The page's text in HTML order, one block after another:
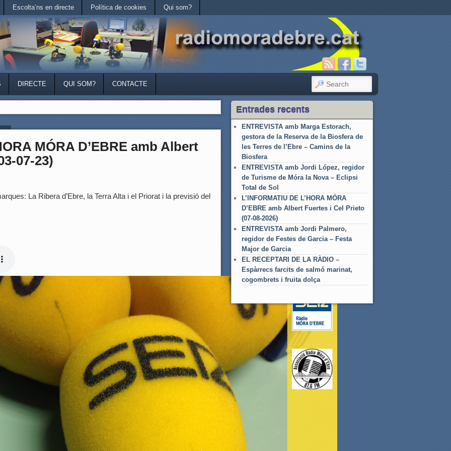
Escolta’ns en directe Política de cookies Qui som?
DIRECTE QUI SOM? CONTACTE SEARCH
»
MÓRA D’EBRE amb Albert
07-23)
La Ribera d’Ebre, la Terra Alta i el Priorat i la previsió del
Entrades recents
ENTREVISTA amb Marga Estorach,
gestora de la Reserva de la Biosfera de
les Terres de l’Ebre – Camins de la
Biosfera
ENTREVISTA amb Jordi López, regidor
de Turisme de Móra la Nova – Eclipsi
Total de Sol
L’INFORMATIU DE L’HORA MÓRA
D’EBRE amb Albert Fuertes i Cel Prieto
(07-08-2026)
ENTREVISTA amb Jordi Palmero,
regidor de Festes de Garcia – Festa
Major de Garcia
EL RECEPTARI DE LA RÀDIO –
Espàrrecs farcits de salmó marinat,
cogombrets i fruita dolça